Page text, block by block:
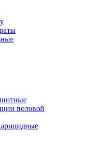
половой